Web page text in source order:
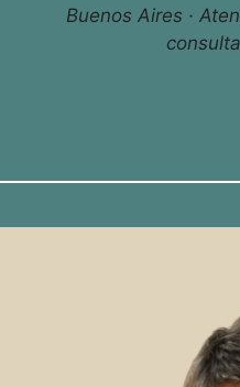
Buenos Aires ·